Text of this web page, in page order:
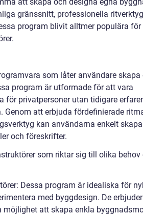
gränssnitt, professionella
program blivit alltmer populära för
som låter användare skapa
program är utformade för att vara
för privatpersoner utan tidigare
Genom att erbjuda fördefinierade
kan användarna enkelt
och föreskrifter.
som riktar sig till olika behov
Dessa program är idealiska för
med byggdesign. De erbjuder
att skapa enkla